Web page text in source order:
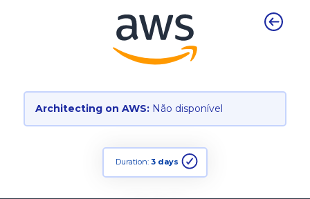
Architecting on AWS: Não disponível
Duration: 3 days